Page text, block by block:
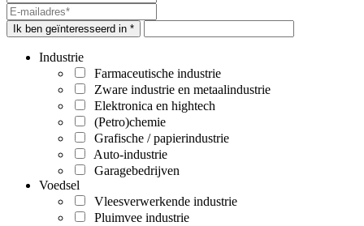
Ik ben geïnteresseerd in *
Industrie
Farmaceutische industrie
Zware industrie en metaalindustrie
Elektronica en hightech
(Petro)chemie
Grafische / papierindustrie
Auto-industrie
Garagebedrijven
Voedsel
Vleesverwerkende industrie
Pluimvee industrie